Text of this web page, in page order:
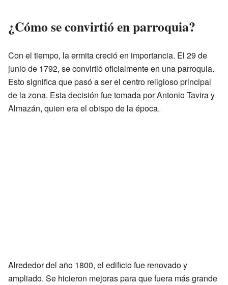
¿Cómo se convirtió en parroquia?
Con el tiempo, la ermita creció en importancia. El 29 de
junio de 1792, se convirtió oficialmente en una parroquia.
Esto significa que pasó a ser el centro religioso principal
de la zona. Esta decisión fue tomada por Antonio Tavira y
Almazán, quien era el obispo de la época.
Alrededor del año 1800, el edificio fue renovado y
ampliado. Se hicieron mejoras para que fuera más grande